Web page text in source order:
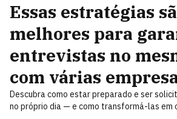
Essas estratégias
melhores para
entrevistas no
com várias
Descubra como estar preparado e ser
no próprio dia — e como transformá-las em